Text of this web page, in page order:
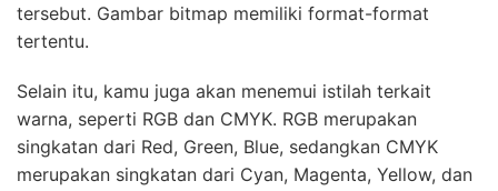
tersebut. Gambar bitmap memiliki format-format
tertentu.
Selain itu, kamu juga akan menemui istilah terkait
warna, seperti RGB dan CMYK. RGB merupakan
singkatan dari Red, Green, Blue, sedangkan CMYK
merupakan singkatan dari Cyan, Magenta, Yellow, dan